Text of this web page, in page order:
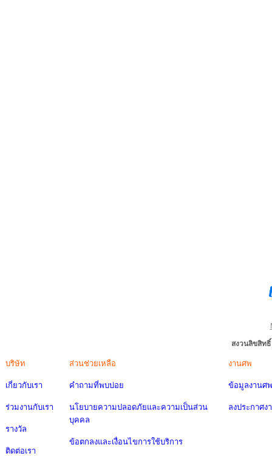
สงวนลิขสิท
บริษัท
เกี่ยวกับเรา
ร่วมงานกับเรา
รางวัล
ติดต่อเรา
ส่วนช่วยเหลือ
คำถามที่พบบ่อย
นโยบายความปลอดภัยและความเป็นส่วน
บุคคล
ข้อตกลงและเงื่อนไขการใช้บริการ
งานศพ
ข้อมูลงานศพ
ลงประกาศง